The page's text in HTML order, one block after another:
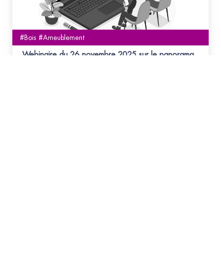
#Bois #Ameublement
Webinaire du 26 novembre 2025 sur le panorama